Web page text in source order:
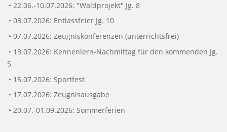
◔ 22.06.-10.07.2026: "Waldprojekt" Jg. 8
◔ 03.07.2026: Entlassfeier Jg. 10
◔ 07.07.2026: Zeugniskonferenzen (unterrichtsfrei)
◔ 13.07.2026: Kennenlern-Nachmittag für den kommenden Jg.
5
◔ 15.07.2026: Sportfest
◔ 17.07.2026: Zeugnisausgabe
◔ 20.07.-01.09.2026: Sommerferien